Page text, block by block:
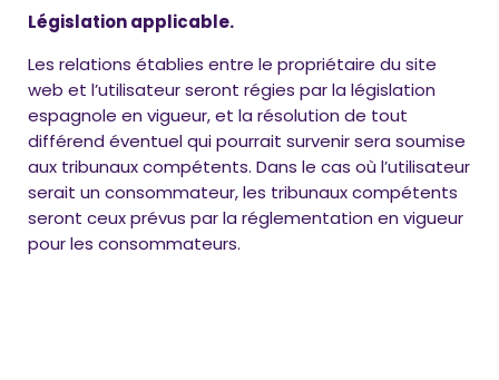
Législation applicable.
Les relations établies entre le propriétaire du site
web et l’utilisateur seront régies par la législation
espagnole en vigueur, et la résolution de tout
différend éventuel qui pourrait survenir sera soumise
aux tribunaux compétents. Dans le cas où l’utilisateur
serait un consommateur, les tribunaux compétents
seront ceux prévus par la réglementation en vigueur
pour les consommateurs.